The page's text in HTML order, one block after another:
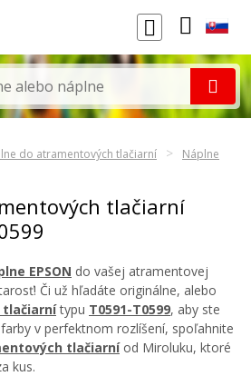
do atramentových tlačiarní
Náplne
tlačiarní
EPSON do vašej atramentovej
Či už hľadáte originálne, alebo
tlačiarnítypu T0591-T0599, aby ste
v perfektnom rozlíšení, spoľahnite
tlačiarníod Miroluku, ktoré
kus.